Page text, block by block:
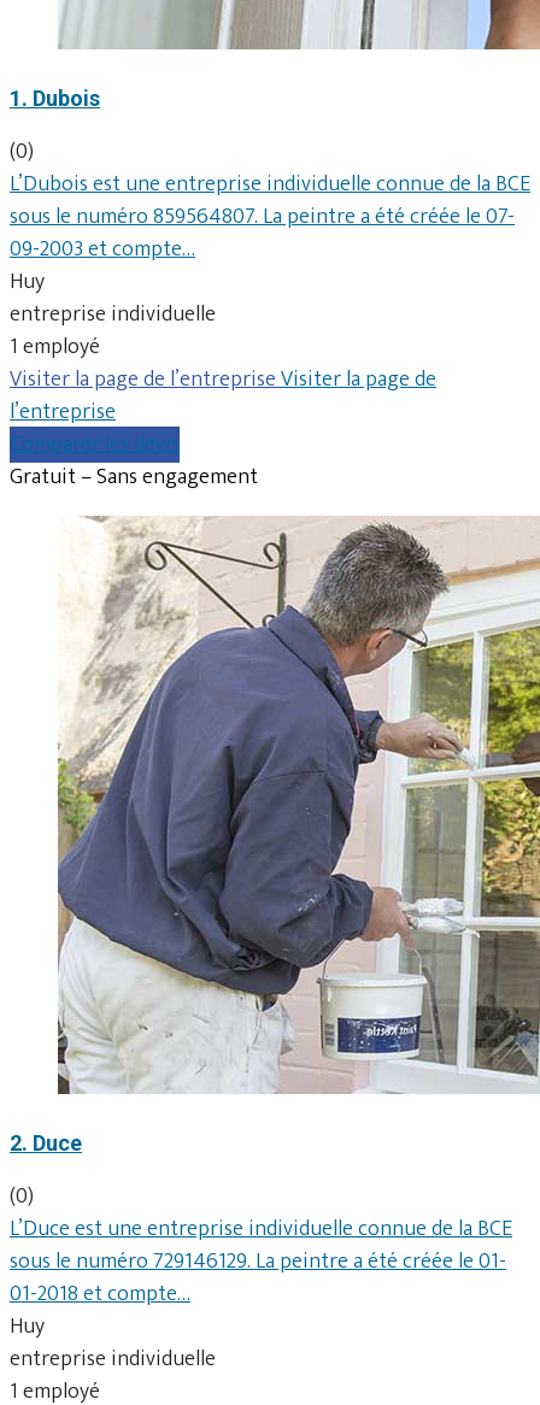
1. Dubois
(0)
L’Dubois est une entreprise individuelle connue de la BCE
sous le numéro 859564807. La peintre a été créée le 07-
09-2003 et compte…
Huy
entreprise individuelle
1 employé
Visiter la page de l’entrepriseVisiter la page de
l’entreprise
Comparer les devis
Gratuit – Sans engagement
2. Duce
(0)
L’Duce est une entreprise individuelle connue de la BCE
sous le numéro 729146129. La peintre a été créée le 01-
01-2018 et compte…
Huy
entreprise individuelle
1 employé